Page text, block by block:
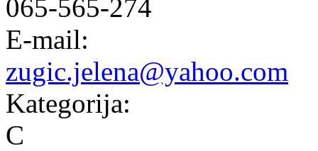
065-565-274
E-mail:
zugic.jelena@yahoo.com
Kategorija:
C